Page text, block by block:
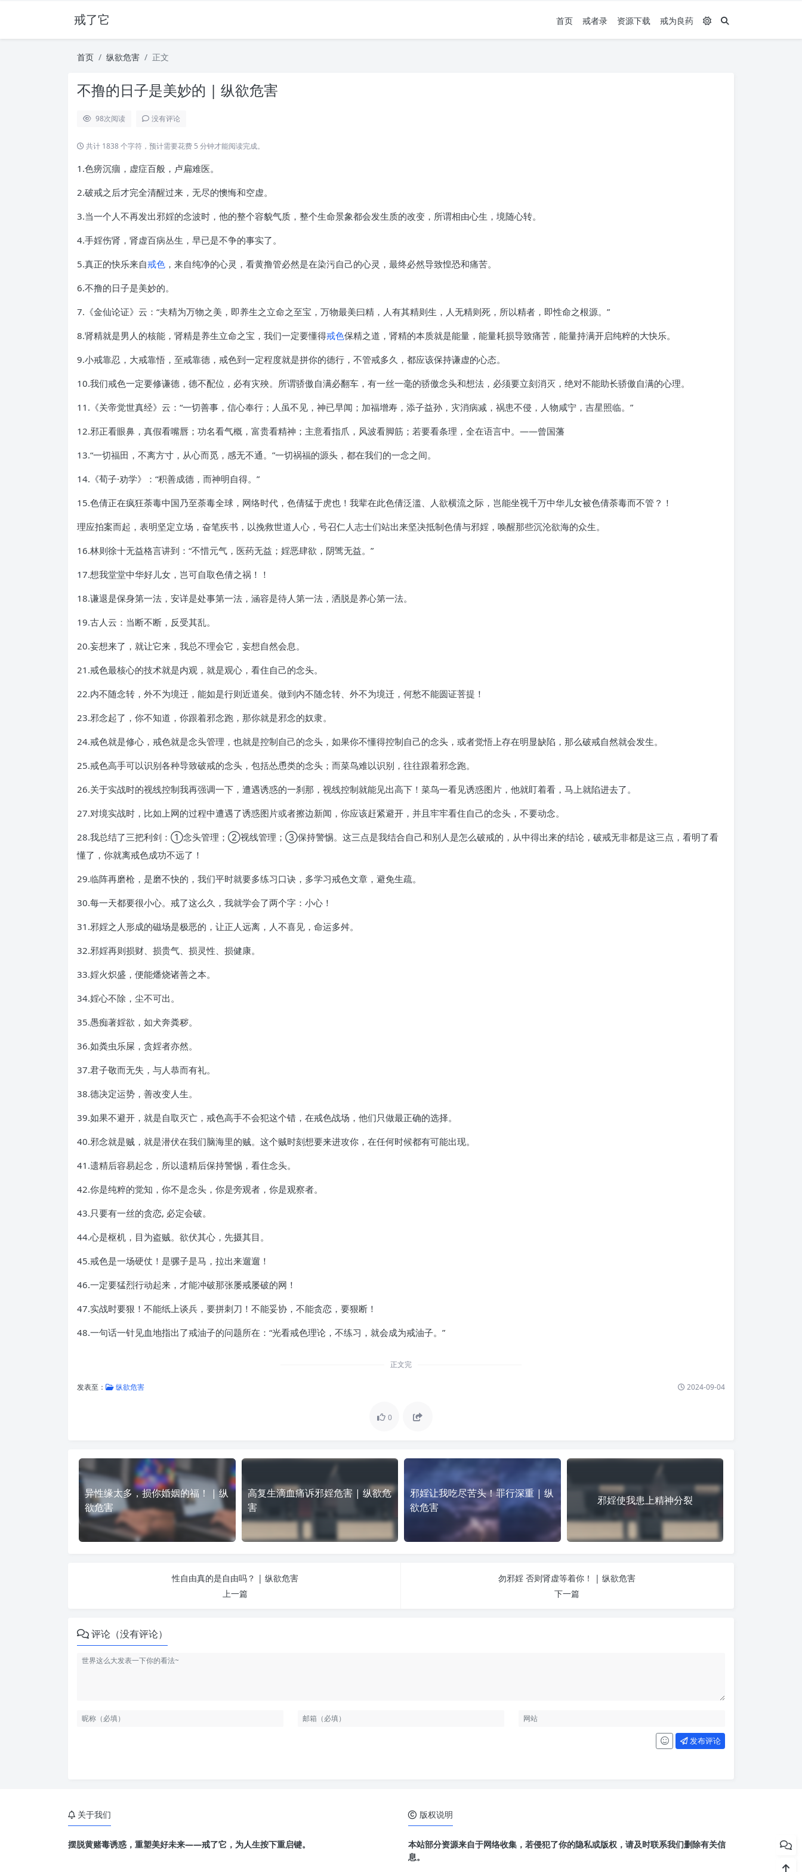
戒了它 首页 戒者录 资源下载 戒为良药
首页 纵欲危害 正文
不撸的日子是美妙的 | 纵欲危害
98次阅读 没有评论
共计 1838 个字符，预计需要花费 5 分钟才能阅读完成。
1.色痨沉痼，虚症百般，卢扁难医。
2.破戒之后才完全清醒过来，无尽的懊悔和空虚。
3.当一个人不再发出邪婬的念波时，他的整个容貌气质，整个生命景象都会发生质的改变，所谓相由心生，境随心转。
4.手婬伤肾，肾虚百病丛生，早已是不争的事实了。
5.真正的快乐来自戒色 ，来自纯净的心灵，看黄撸管必然是在染污自己的心灵，最终必然导致惶恐和痛苦。
6.不撸的日子是美妙的。
7.《金仙论证》云：“夫精为万物之美，即养生之立命之至宝，万物最美曰精，人有其精则生，人无精则死，所以精者，即性命之根源。”
8.肾精就是男人的核能，肾精是养生立命之宝，我们一定要懂得戒色保精之道，肾精的本质就是能量，能量耗损导致痛苦，能量持满开启纯粹的大快乐。
9.小戒靠忍，大戒靠悟，至戒靠德，戒色到一定程度就是拼你的德行，不管戒多久，都应该保持谦虚的心态。
10.我们戒色一定要修谦德，德不配位，必有灾殃。所谓骄傲自满必翻车，有一丝一毫的骄傲念头和想法，必须要立刻消灭，绝对不能助长骄傲自满的心理。
11.《关帝觉世真经》云：“一切善事，信心奉行；人虽不见，神已早闻；加福增寿，添子益孙，灾消病减，祸患不侵，人物咸宁，吉星照临。”
12.邪正看眼鼻，真假看嘴唇；功名看气概，富贵看精神；主意看指爪，风波看脚筋；若要看条理，全在语言中。——曾国藩
13.“一切福田，不离方寸，从心而觅，感无不通。”一切祸福的源头，都在我们的一念之间。
14.《荀子·劝学》：“积善成德，而神明自得。”
15.色倩正在疯狂荼毒中国乃至荼毒全球，网络时代，色倩猛于虎也！我辈在此色倩泛滥、人欲横流之际，岂能坐视千万中华儿女被色倩荼毒而不管？！
理应拍案而起，表明坚定立场，奋笔疾书，以挽救世道人心，号召仁人志士们站出来坚决抵制色倩与邪婬，唤醒那些沉沦欲海的众生。
16.林则徐十无益格言讲到：“不惜元气，医药无益；婬恶肆欲，阴骘无益。”
17.想我堂堂中华好儿女，岂可自取色倩之祸！！
18.谦退是保身第一法，安详是处事第一法，涵容是待人第一法，洒脱是养心第一法。
19.古人云：当断不断，反受其乱。
20.妄想来了，就让它来，我总不理会它，妄想自然会息。
21.戒色最核心的技术就是内观，就是观心，看住自己的念头。
22.内不随念转，外不为境迁，能如是行则近道矣。做到内不随念转、外不为境迁，何愁不能圆证菩提！
23.邪念起了，你不知道，你跟着邪念跑，那你就是邪念的奴隶。
24.戒色就是修心，戒色就是念头管理，也就是控制自己的念头，如果你不懂得控制自己的念头，或者觉悟上存在明显缺陷，那么破戒自然就会发生。
25.戒色高手可以识别各种导致破戒的念头，包括怂恿类的念头；而菜鸟难以识别，往往跟着邪念跑。
26.关于实战时的视线控制我再强调一下，遭遇诱惑的一刹那，视线控制就能见出高下！菜鸟一看见诱惑图片，他就盯着看，马上就陷进去了。
27.对境实战时，比如上网的过程中遭遇了诱惑图片或者擦边新闻，你应该赶紧避开，并且牢牢看住自己的念头，不要动念。
28.我总结了三把利剑：①念头管理；②视线管理；③保持警惕。这三点是我结合自己和别人是怎么破戒的，从中得出来的结论，破戒无非都是这三点，看明了看
懂了，你就离戒色成功不远了！
29.临阵再磨枪，是磨不快的，我们平时就要多练习口诀，多学习戒色文章，避免生疏。
30.每一天都要很小心。戒了这么久，我就学会了两个字：小心！
31.邪婬之人形成的磁场是极恶的，让正人远离，人不喜见，命运多舛。
32.邪婬再则损财、损贵气、损灵性、损健康。
33.婬火炽盛，便能燔烧诸善之本。
34.婬心不除，尘不可出。
35.愚痴著婬欲，如犬奔粪秽。
36.如粪虫乐屎，贪婬者亦然。
37.君子敬而无失，与人恭而有礼。
38.德决定运势，善改变人生。
39.如果不避开，就是自取灭亡，戒色高手不会犯这个错，在戒色战场，他们只做最正确的选择。
40.邪念就是贼，就是潜伏在我们脑海里的贼。这个贼时刻想要来进攻你，在任何时候都有可能出现。
41.遗精后容易起念，所以遗精后保持警惕，看住念头。
42.你是纯粹的觉知，你不是念头，你是旁观者，你是观察者。
43.只要有一丝的贪恋, 必定会破。
44.心是枢机，目为盗贼。欲伏其心，先摄其目。
45.戒色是一场硬仗！是骡子是马，拉出来遛遛！
46.一定要猛烈行动起来，才能冲破那张屡戒屡破的网！
47.实战时要狠！不能纸上谈兵，要拼刺刀！不能妥协，不能贪恋，要狠断！
48.一句话一针见血地指出了戒油子的问题所在：“光看戒色理论，不练习，就会成为戒油子。”
正文完
发表至： 纵欲危害 2024-09-04
0
异性缘太多，损你婚姻的福！ | 纵
欲危害
高复生滴血痛诉邪婬危害 | 纵欲危
害
邪婬让我吃尽苦头！罪行深重 | 纵
欲危害
邪婬使我患上精神分裂
性自由真的是自由吗？ | 纵欲危害
上一篇
勿邪婬 否则肾虚等着你！ | 纵欲危害
下一篇
评论（没有评论）
发布评论
关于我们
摆脱黄赌毒诱惑，重塑美好未来——戒了它，为人生按下重启键。
版权说明
本站部分资源来自于网络收集，若侵犯了你的隐私或版权，请及时联系我们删除有关信
息。